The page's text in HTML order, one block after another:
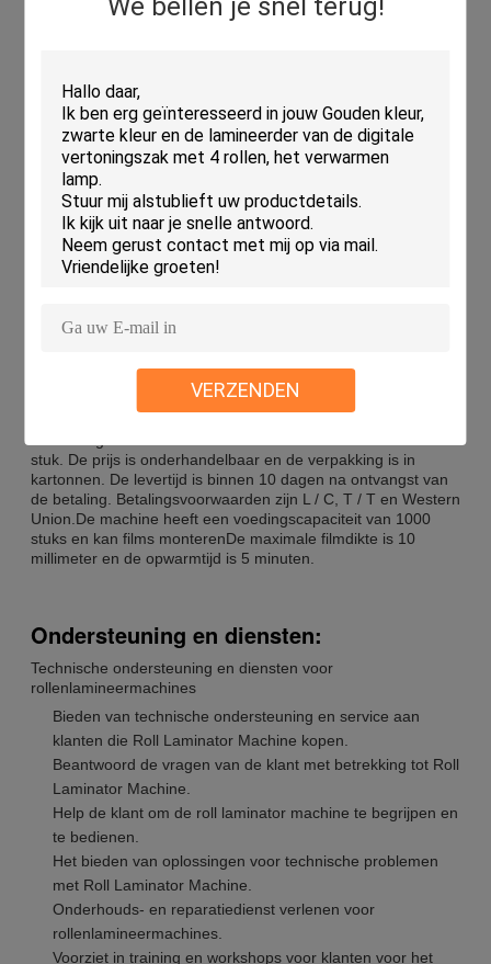
We bellen je snel terug!
VERZENDEN
service is ideaal voor een breed scala aan
lamineertoepassingen.en kan worden besteld in een minimale
hoeveelheid van 1 stuk. De prijs is onderhandelbaar en de
verpakking is in karton. De levertijd is binnen 10 dagen na
ontvangst van de betaling. De betalingsvoorwaarden zijn L /
C, T / T en Western Union.De leveringscapaciteit is tot 1000
stuksDe machine heeft een afmeting van 30 x 12 x 16 inch,
en het vermogen is 110 volt. Het heeft een automatisch
uitschakelsysteem en een opwarmingstijd van 5 minuten.
Bovendien heeft het een montagevermogen.
Aanpassing:
Rollenlamineermachine
RollenlamineermachineDeze machine is gemaakt door
stuk. De prijs is onderhandelbaar en de verpakking is in
kartonnen. De levertijd is binnen 10 dagen na ontvangst van
de betaling. Betalingsvoorwaarden zijn L / C, T / T en Western
Union.De machine heeft een voedingscapaciteit van 1000
stuks en kan films monterenDe maximale filmdikte is 10
millimeter en de opwarmtijd is 5 minuten.
Ondersteuning en diensten:
Technische ondersteuning en diensten voor
rollenlamineermachines
Bieden van technische ondersteuning en service aan
klanten die Roll Laminator Machine kopen.
Beantwoord de vragen van de klant met betrekking tot Roll
Laminator Machine.
Help de klant om de roll laminator machine te begrijpen en
te bedienen.
Het bieden van oplossingen voor technische problemen
met Roll Laminator Machine.
Onderhouds- en reparatiedienst verlenen voor
rollenlamineermachines.
Voorziet in training en workshops voor klanten voor het